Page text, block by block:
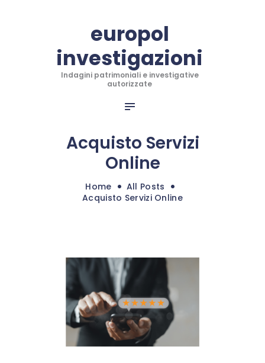
europol
investigazioni
Indagini patrimoniali e investigative
autorizzate
Acquisto Servizi
Online
Home
All Posts
Acquisto Servizi Online
europol investigazioni
Indagini patrimoniali e investigative autorizzate
INFO PER RECUPERO
INVESTIGAZIONI
INDAGINI INTERNAZIONALI